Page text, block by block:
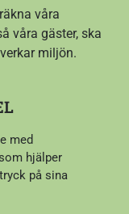
våra
våra gäster, ska
miljön.
med
hjälper
på sina